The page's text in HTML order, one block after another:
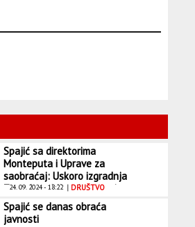
Spajić sa direktorima
Monteputa i Uprave za
saobraćaj: Uskoro izgradnja
Zapadne obilaznice, raspisan
tender
24. 09. 2024 - 18:22 | DRUŠTVO
Spajić se danas obraća
javnosti